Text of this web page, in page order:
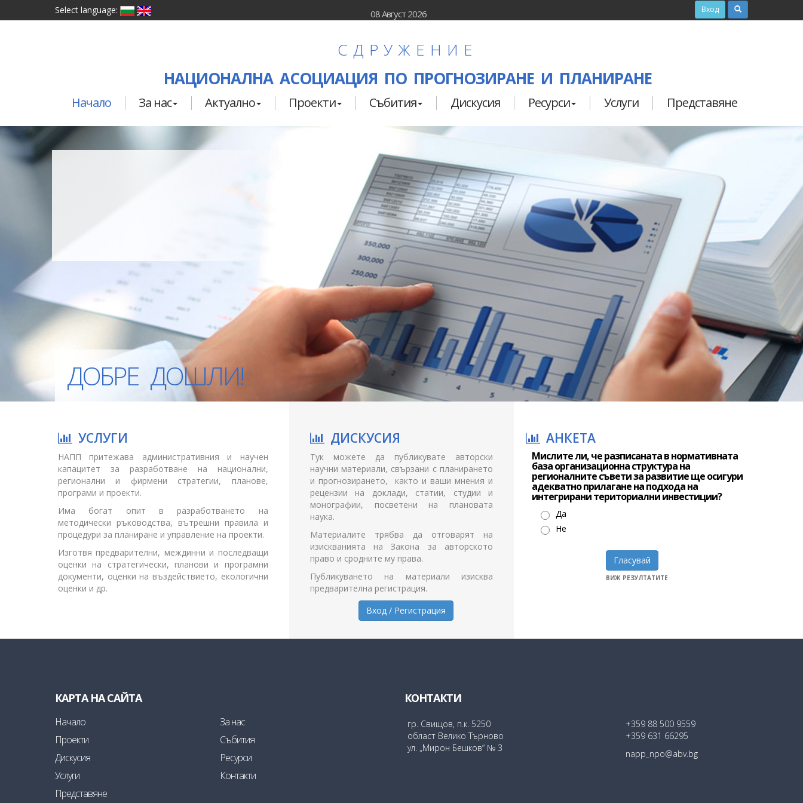
Select language: 08 Август 2026 Вход
СДРУЖЕНИЕ
НАЦИОНАЛНА АСОЦИАЦИЯ ПО ПРОГНОЗИРАНЕ И ПЛАНИРАНЕ
Начало За нас Актуално Проекти Събития Дискусия Ресурси Услуги Представяне
ДОБРЕ ДОШЛИ!
УСЛУГИ
НАПП притежава административния и научен
капацитет за разработване на национални,
регионални и фирмени стратегии, планове,
програми и проекти.
Има богат опит в разработването на
методически ръководства, вътрешни правила и
процедури за планиране и управление на проекти.
Изготвя предварителни, междинни и последващи
оценки на стратегически, планови и програмни
документи, оценки на въздействието, екологични
оценки и др.
ДИСКУСИЯ
Тук можете да публикувате авторски
научни материали, свързани с планирането
и прогнозирането, както и ваши мнения и
рецензии на доклади, статии, студии и
монографии, посветени на плановата
наука.
Материалите трябва да отговарят на
изискванията на Закона за авторското
право и сродните му права.
Публикуването на материали изисква
предварителна регистрация.
Вход / Регистрация
АНКЕТА
Мислите ли, че разписаната в нормативната
база организационна структура на
регионалните съвети за развитие ще осигури
адекватно прилагане на подхода на
интегрирани териториални инвестиции?
Да
Не
Гласувай
ВИЖ РЕЗУЛТАТИТЕ
КАРТА НА САЙТА
Начало
За нас
Проекти
Събития
Дискусия
Ресурси
Услуги
Контакти
Представяне
КОНТАКТИ
гр. Свищов, п.к. 5250
област Велико Търново
ул. „Мирон Бешков“ № 3
+359 88 500 9559
+359 631 66295
napp_npo@abv.bg